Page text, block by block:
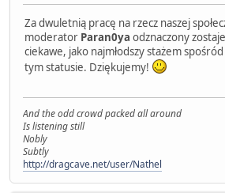
Za dwuletnią pracę na rzecz naszej
moderator Paran0ya odznaczony
ciekawe, jako najmłodszy stażem
tym statusie. Dziękujemy!
And the odd crowd packed all around
Is listening still
Nobly
Subtly
http://dragcave.net/user/Nathel